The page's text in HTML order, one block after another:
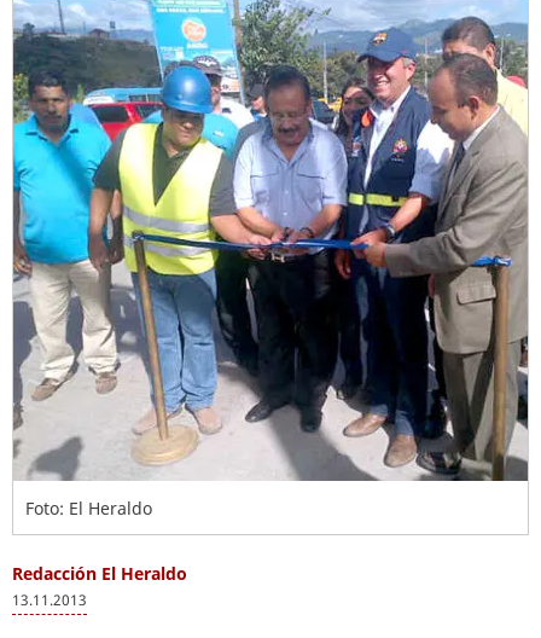
Foto: El Heraldo
Redacción El Heraldo
13.11.2013